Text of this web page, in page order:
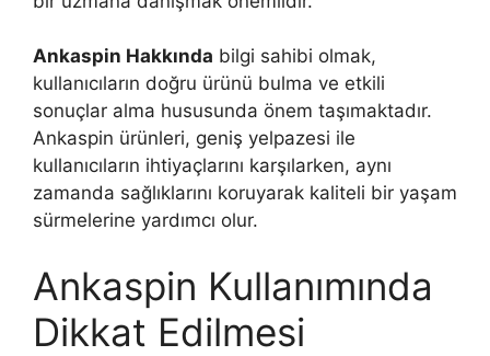
Ankaspin Hakkında bilgi sahibi olmak,
kullanıcıların doğru ürünü bulma ve etkili
sonuçlar alma hususunda önem taşımaktadır.
Ankaspin ürünleri, geniş yelpazesi ile
kullanıcıların ihtiyaçlarını karşılarken, aynı
zamanda sağlıklarını koruyarak kaliteli bir yaşam
sürmelerine yardımcı olur.
Ankaspin Kullanımında
Dikkat Edilmesi